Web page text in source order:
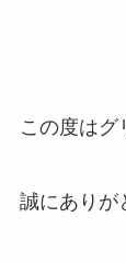
この度はグ
誠にありが